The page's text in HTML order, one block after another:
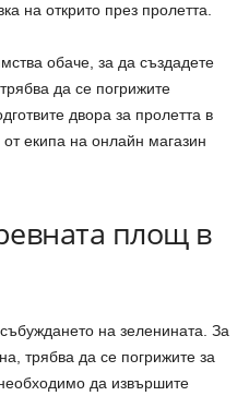
на открито през пролетта.
обаче, за да създадете
да се погрижите
двора за пролетта в
екипа на онлайн магазин
площ в
на зеленината. За
трябва да се погрижите за
да извършите